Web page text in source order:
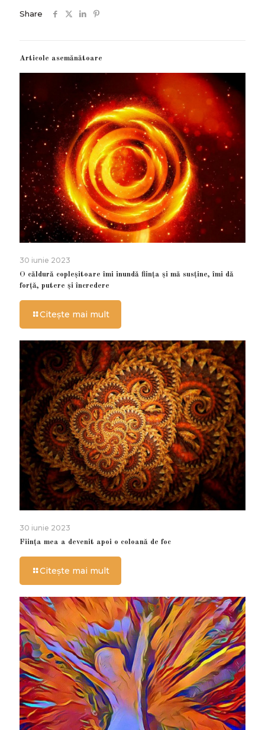
Share
Articole asemănătoare
30 iunie 2023
O căldură copleșitoare îmi inundă ființa și mă susține, îmi dă
forță, putere și încredere
Citește mai mult
30 iunie 2023
Ființa mea a devenit apoi o coloană de foc
Citește mai mult